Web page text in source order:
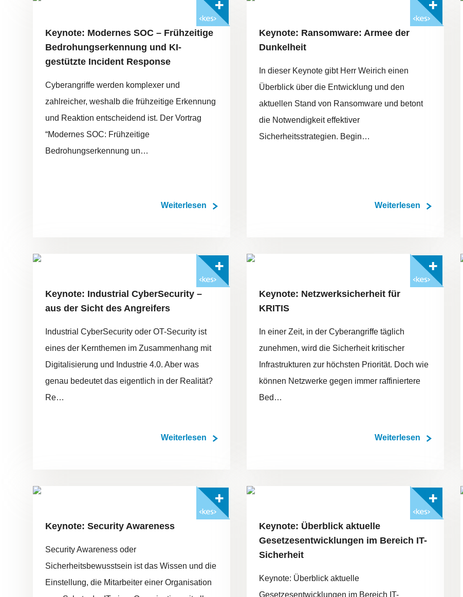
Keynote: Modernes SOC – Frühzeitige
Bedrohungserkennung und KI-
gestützte Incident Response
Cyberangriffe werden komplexer und
zahlreicher, weshalb die frühzeitige Erkennung
und Reaktion entscheidend ist. Der Vortrag
“Modernes SOC: Frühzeitige
Bedrohungserkennung un…
Weiterlesen
Keynote: Ransomware: Armee der
Dunkelheit
In dieser Keynote gibt Herr Weirich einen
Überblick über die Entwicklung und den
aktuellen Stand von Ransomware und betont
die Notwendigkeit effektiver
Sicherheitsstrategien. Begin…
Weiterlesen
Keynote: Industrial CyberSecurity –
aus der Sicht des Angreifers
Industrial CyberSecurity oder OT-Security ist
eines der Kernthemen im Zusammenhang mit
Digitalisierung und Industrie 4.0. Aber was
genau bedeutet das eigentlich in der Realität?
Re…
Weiterlesen
Keynote: Netzwerksicherheit für
KRITIS
In einer Zeit, in der Cyberangriffe täglich
zunehmen, wird die Sicherheit kritischer
Infrastrukturen zur höchsten Priorität. Doch wie
können Netzwerke gegen immer raffiniertere
Bed…
Weiterlesen
Keynote: Security Awareness
Security Awareness oder
Sicherheitsbewusstsein ist das Wissen und die
Einstellung, die Mitarbeiter einer Organisation
Keynote: Überblick aktuelle
Gesetzesentwicklungen im Bereich IT-
Sicherheit
Keynote: Überblick aktuelle
Gesetzesentwicklungen im Bereich IT-